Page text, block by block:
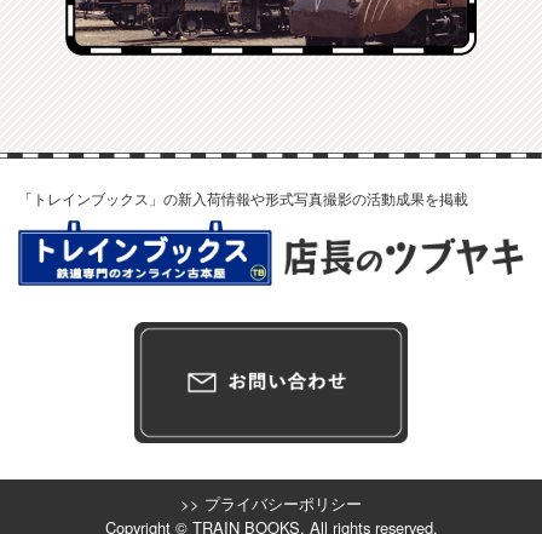
「トレインブックス」の新入荷情報や形式写真撮影の活動成果を掲載
>> プライバシーポリシー
Copyright © TRAIN BOOKS, All rights reserved.